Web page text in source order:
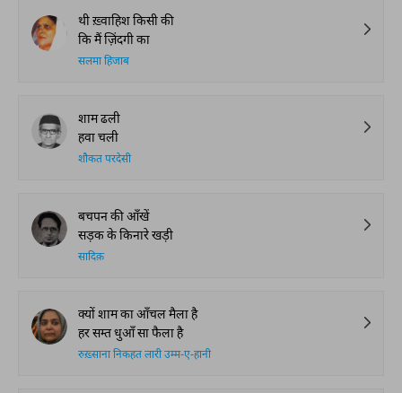
थी ख़्वाहिश किसी की
कि मैं ज़िंदगी का
सलमा हिजाब
शाम ढली
हवा चली
शौकत परदेसी
बचपन की आँखें
सड़क के किनारे खड़ी
सादिक़
क्यों शाम का आँचल मैला है
हर सम्त धुआँ सा फैला है
रुख़्साना निकहत लारी उम्म-ए-हानी